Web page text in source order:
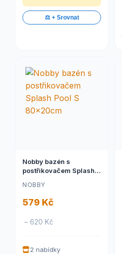
⚖️ + Srovnat
Nobby bazén s
postřikovačem Splash
NOBBY
579 Kč
– 620 Kč
2 nabídky